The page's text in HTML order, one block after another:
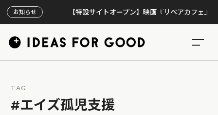
お知らせ 【特設サイトオープン】映画『リペアカフェ』、上映
TAG
#エイズ孤児支援